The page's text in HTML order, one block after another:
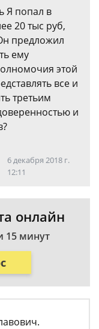
Я попал в
20 тыс руб,
предложил
ему
этой
все и
третьим
и
6 декабря 2018 г.
12:11
онлайн
15 минут